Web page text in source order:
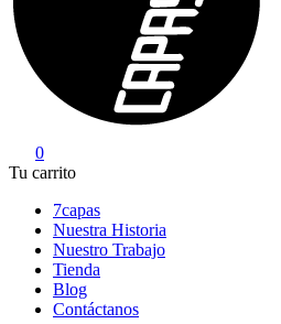
7Capas
0
Tu carrito
7capas
Nuestra Historia
Nuestro Trabajo
Tienda
Blog
Contáctanos